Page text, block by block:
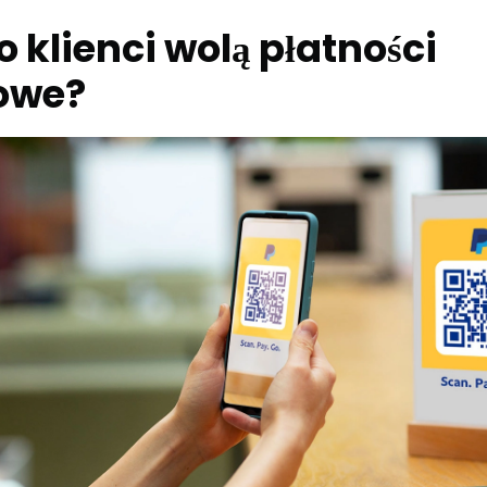
klienci wolą płatności